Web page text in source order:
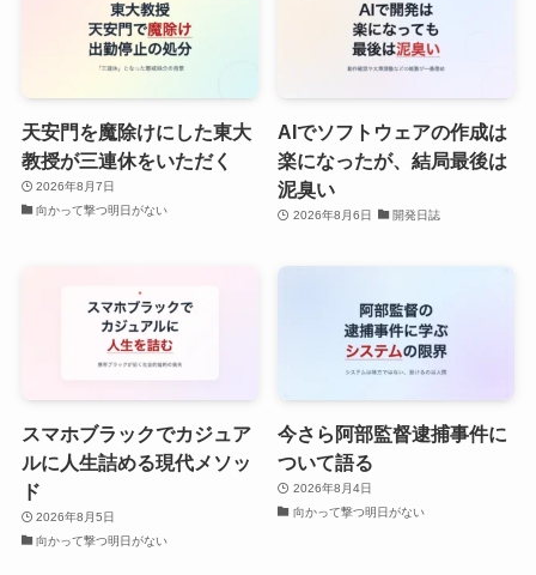
天安門を魔除けにした東大
教授が三連休をいただく
2026年8月7日
向かって撃つ明日がない
AIでソフトウェアの作成は
楽になったが、結局最後は
泥臭い
2026年8月6日 開発日誌
スマホブラックでカジュア
ルに人生詰める現代メソッ
ド
2026年8月5日
向かって撃つ明日がない
今さら阿部監督逮捕事件に
ついて語る
2026年8月4日
向かって撃つ明日がない